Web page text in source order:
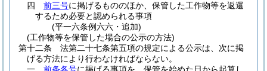
四
前三号に掲げるもののほか、保管した工作物等を返還
するため必要と認められる事項
(平一六条例六六・追加)
(工作物等を保管した場合の公示の方法)
第十二条
法第二十七条第五項の規定による公示は、次に掲
げる方法により行わなければならない。